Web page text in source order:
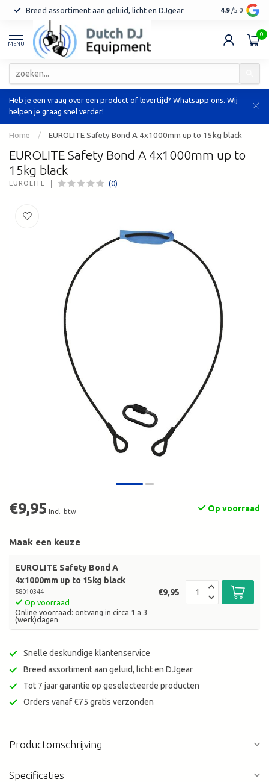
Breed assortiment aan geluid, licht en DJgear Tot 7 jaar
4.9 /5.0
MENU
0
Heb je een vraag over een product of levertijd? Whatsapp ons. Wij
helpen je graag snel verder!
Home / EUROLITE Safety Bond A 4x1000mm up to 15kg black
EUROLITE Safety Bond A 4x1000mm up to
15kg black
EUROLITE (0)
€9,95 Incl. btw Op voorraad
Maak een keuze
EUROLITE Safety Bond A
4x1000mm up to 15kg black
58010344
Op voorraad
Online voorraad: ontvang in circa 1 a 3
(werk)dagen
€9,95
Snelle deskundige klantenservice
Breed assortiment aan geluid, licht en DJgear
Tot 7 jaar garantie op geselecteerde producten
Orders vanaf €75 gratis verzonden
Productomschrijving
Specificaties